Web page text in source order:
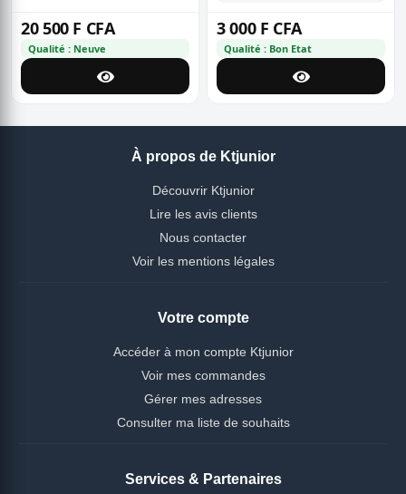
20 500 F CFA
Qualité : Neuve
3 000 F CFA
Qualité : Bon Etat
À propos de Ktjunior
Découvrir Ktjunior
Lire les avis clients
Nous contacter
Voir les mentions légales
Votre compte
Accéder à mon compte Ktjunior
Voir mes commandes
Gérer mes adresses
Consulter ma liste de souhaits
Services & Partenaires